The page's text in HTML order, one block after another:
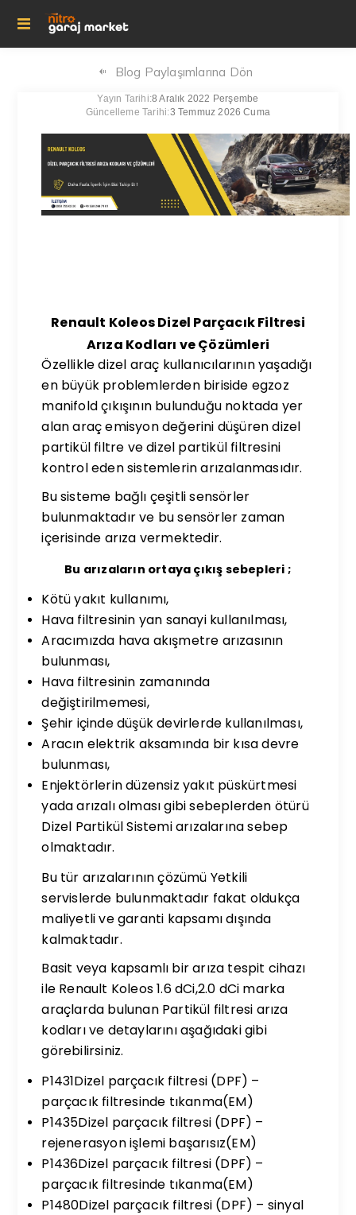
Blog Paylaşımlarına Dön
Yayın Tarihi:8 Aralık 2022 Perşembe
Güncelleme Tarihi:3 Temmuz 2026 Cuma
Renault Koleos Dizel Parçacık Filtresi
Arıza Kodları ve Çözümleri
Özellikle dizel araç kullanıcılarının yaşadığı
en büyük problemlerden biriside egzoz
manifold çıkışının bulunduğu noktada yer
alan araç emisyon değerini düşüren dizel
partikül filtre ve dizel partikül filtresini
kontrol eden sistemlerin arızalanmasıdır.
Bu sisteme bağlı çeşitli sensörler
bulunmaktadır ve bu sensörler zaman
içerisinde arıza vermektedir.
Bu arızaların ortaya çıkış sebepleri ;
Kötü yakıt kullanımı,
Hava filtresinin yan sanayi kullanılması,
Aracımızda hava akışmetre arızasının
bulunması,
Hava filtresinin zamanında
değiştirilmemesi,
Şehir içinde düşük devirlerde kullanılması,
Aracın elektrik aksamında bir kısa devre
bulunması,
Enjektörlerin düzensiz yakıt püskürtmesi
yada arızalı olması gibi sebeplerden ötürü
Dizel Partikül Sistemi arızalarına sebep
olmaktadır.
Bu tür arızalarının çözümü Yetkili
servislerde bulunmaktadır fakat oldukça
maliyetli ve garanti kapsamı dışında
kalmaktadır.
Basit veya kapsamlı bir arıza tespit cihazı
ile Renault Koleos 1.6 dCi,2.0 dCi marka
araçlarda bulunan Partikül filtresi arıza
kodları ve detaylarını aşağıdaki gibi
görebilirsiniz.
P1431Dizel parçacık filtresi (DPF) –
parçacık filtresinde tıkanma(EM)
P1435Dizel parçacık filtresi (DPF) –
rejenerasyon işlemi başarısız(EM)
P1436Dizel parçacık filtresi (DPF) –
parçacık filtresinde tıkanma(EM)
P1480Dizel parçacık filtresi (DPF) – sinyal